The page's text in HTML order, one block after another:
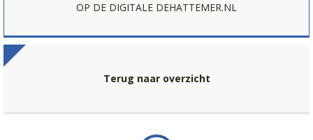
Terug naar overzicht
OP DE DIGITALE DEHATTEMER.NL